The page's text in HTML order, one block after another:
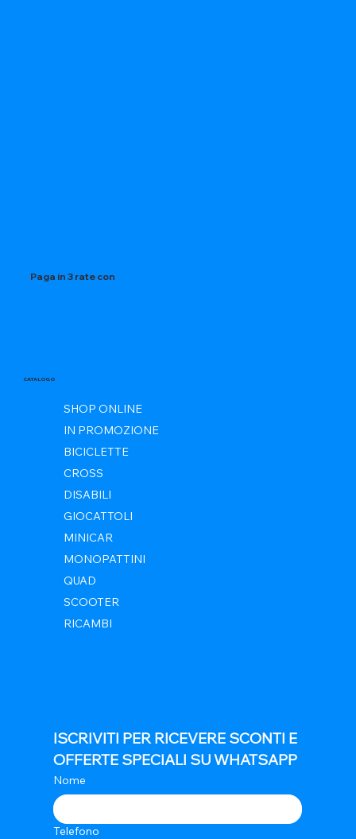
Paga in 3 rate con
CATALOGO
SHOP ONLINE
IN PROMOZIONE
BICICLETTE
CROSS
DISABILI
GIOCATTOLI
MINICAR
MONOPATTINI
QUAD
SCOOTER
RICAMBI
ISCRIVITI PER RICEVERE SCONTI E
OFFERTE SPECIALI SU WHATSAPP
Nome
Telefono